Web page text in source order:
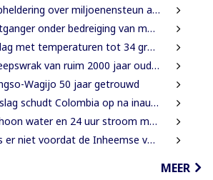
miljoenensteun aan SLM en behaalde resultaten
bedreiging van mes beroofd van mobiele telefoon
met temperaturen tot 34 graden
van ruim 2000 jaar oud ontdekt bij Sicilië
Wagijo 50 jaar getrouwd
Colombia op na inauguratie van hardline president
24 uur stroom moeten ook afgelegen dorpen bereiken
voordat de Inheemse volken er waren
MEER